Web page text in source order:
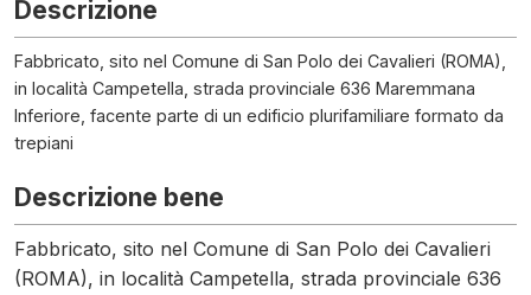
Descrizione
Fabbricato, sito nel Comune di San Polo dei Cavalieri (ROMA),
in località Campetella, strada provinciale 636 Maremmana
Inferiore, facente parte di un edificio plurifamiliare formato da
trepiani
Descrizione bene
Fabbricato, sito nel Comune di San Polo dei Cavalieri
(ROMA), in località Campetella, strada provinciale 636